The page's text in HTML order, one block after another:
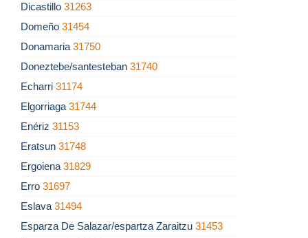
Dicastillo 31263
Domeño 31454
Donamaria 31750
Doneztebe/santesteban 31740
Echarri 31174
Elgorriaga 31744
Enériz 31153
Eratsun 31748
Ergoiena 31829
Erro 31697
Eslava 31494
Esparza De Salazar/espartza Zaraitzu 31453